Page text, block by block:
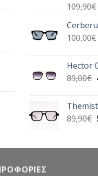
από 5
109,90€
100,00€
Hector
89,00€
89,90€